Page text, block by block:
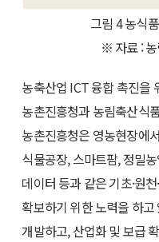
그림 4 농식
※ 자료 :
농축산업 ICT 융합 촉진을
농촌진흥청과 농림축산식
농촌진흥청은 영농현장에
식물공장, 스마트팜, 정밀
데이터 등과 같은 기초·원
확보하기 위한 노력을 하
개발하고, 산업화 및 보급